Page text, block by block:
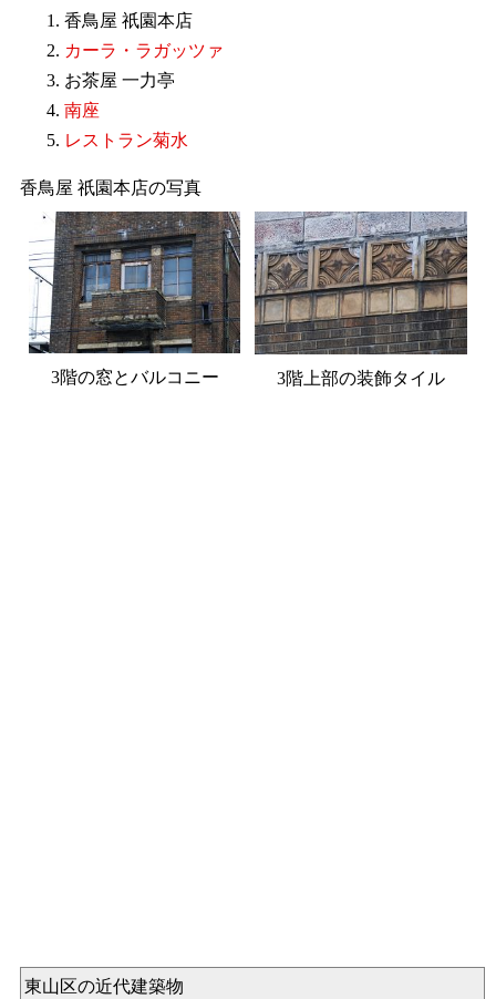
香鳥屋 祇園本店
カーラ・ラガッツァ
お茶屋 一力亭
南座
レストラン菊水
香鳥屋 祇園本店の写真
3階の窓とバルコニー 3階上部の装飾タイル
東山区の近代建築物